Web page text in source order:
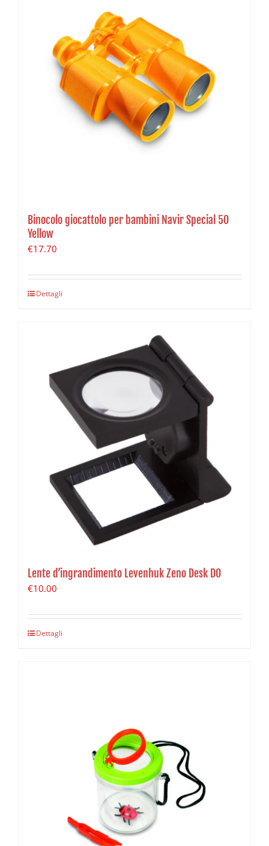
Binocolo giocattolo per bambini Navir Special 50
Yellow
€17.70
Dettagli
Lente d’ingrandimento Levenhuk Zeno Desk D0
€10.00
Dettagli